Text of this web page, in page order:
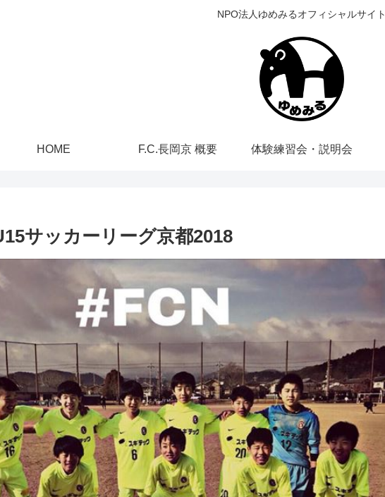
NPO法人ゆめみるオフィシャルサイト
HOME F.C.長岡京 概要 体験練習会・説明会
サッカーリーグ京都2018